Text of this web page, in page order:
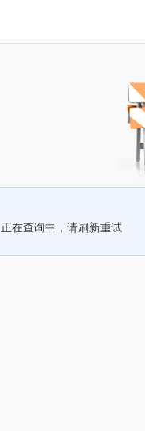
正在查询中，请刷新重试